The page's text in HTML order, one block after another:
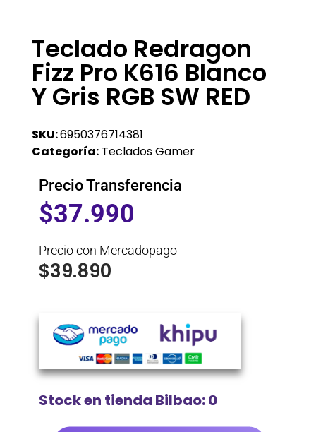
Teclado Redragon
Fizz Pro K616 Blanco
Y Gris RGB SW RED
SKU:6950376714381
Categoría: Teclados Gamer
Precio Transferencia
$37.990
Precio con Mercadopago
$39.890
Stock en tienda Bilbao: 0